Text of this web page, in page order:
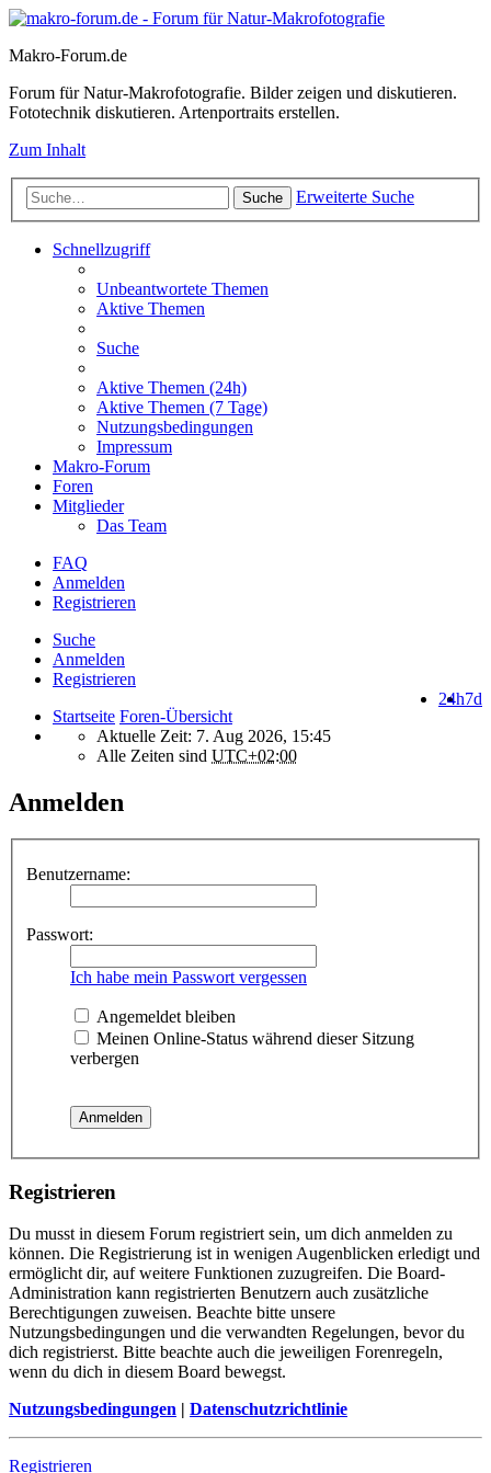
Makro-Forum.de
Forum für Natur-Makrofotografie. Bilder zeigen und diskutieren.
Fototechnik diskutieren. Artenportraits erstellen.
Zum Inhalt
Suche Erweiterte Suche
Schnellzugriff
Unbeantwortete Themen
Aktive Themen
Suche
Aktive Themen (24h)
Aktive Themen (7 Tage)
Nutzungsbedingungen
Impressum
Makro-Forum
Foren
Mitglieder
Das Team
FAQ
Anmelden
Registrieren
Suche
Anmelden
Registrieren
7d
24h
Startseite Foren-Übersicht
Aktuelle Zeit: 7. Aug 2026, 15:45
Alle Zeiten sind UTC+02:00
Anmelden
Benutzername:
Passwort:
Ich habe mein Passwort vergessen
Angemeldet bleiben
Meinen Online-Status während dieser Sitzung
verbergen
Registrieren
Du musst in diesem Forum registriert sein, um dich anmelden zu
können. Die Registrierung ist in wenigen Augenblicken erledigt und
ermöglicht dir, auf weitere Funktionen zuzugreifen. Die Board-
Administration kann registrierten Benutzern auch zusätzliche
Berechtigungen zuweisen. Beachte bitte unsere
Nutzungsbedingungen und die verwandten Regelungen, bevor du
dich registrierst. Bitte beachte auch die jeweiligen Forenregeln,
wenn du dich in diesem Board bewegst.
Nutzungsbedingungen | Datenschutzrichtlinie
Registrieren